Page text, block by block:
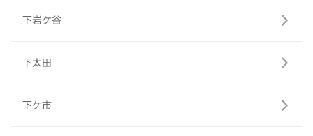
下岩ケ谷
下太田
下ケ市